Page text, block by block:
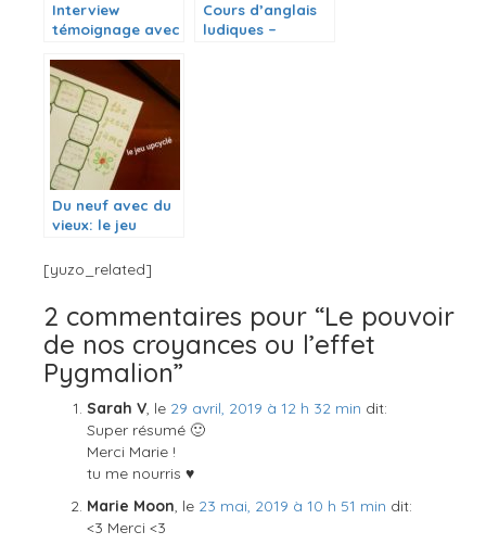
Interview
témoignage avec
Cours d’anglais
ludiques –
Du neuf avec du
vieux: le jeu
[yuzo_related]
2 commentaires pour “Le pouvoir
de nos croyances ou l’effet
Pygmalion”
Sarah V, le 29 avril, 2019 à 12 h 32 min dit:
Super résumé 🙂
Merci Marie !
tu me nourris ♥
Marie Moon, le 23 mai, 2019 à 10 h 51 min dit:
<3 Merci <3